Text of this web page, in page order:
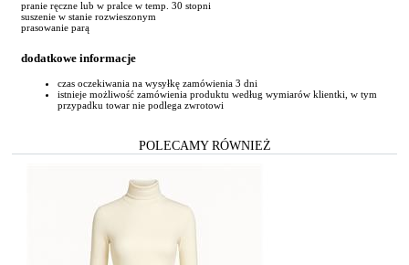
pranie ręczne lub w pralce w temp. 30 stopni
suszenie w stanie rozwieszonym
prasowanie parą
dodatkowe informacje
czas oczekiwania na wysyłkę zamówienia 3 dni
istnieje możliwość zamówienia produktu według wymiarów klientki, w tym
przypadku towar nie podlega zwrotowi
POLECAMY RÓWNIEŻ